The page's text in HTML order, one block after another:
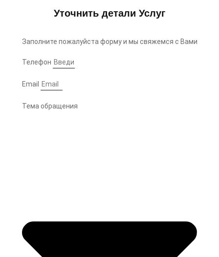
Уточнить детали Услуг
Заполните пожалуйста форму и мы свяжемся с Вами
Телефон
Email
Тема обращения